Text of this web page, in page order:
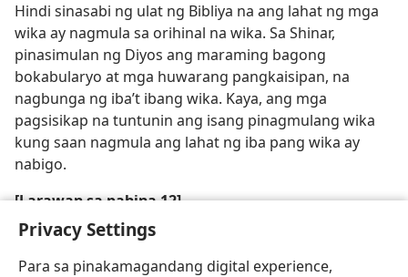
Privacy Settings
Para sa pinakamagandang digital experience,
Hindi sinasabi ng ulat ng Bibliya na ang lahat ng mga
wika ay nagmula sa orihinal na wika. Sa Shinar,
pinasimulan ng Diyos ang maraming bagong
bokabularyo at mga huwarang pangkaisipan, na
nagbunga ng iba’t ibang wika. Kaya, ang mga
pagsisikap na tuntunin ang isang pinagmulang wika
kung saan nagmula ang lahat ng iba pang wika ay
nabigo.
[Larawan sa pahina 12]
Sa Babel, nilito ng Diyos ang wika ng mapaghimagsik
na mga tao